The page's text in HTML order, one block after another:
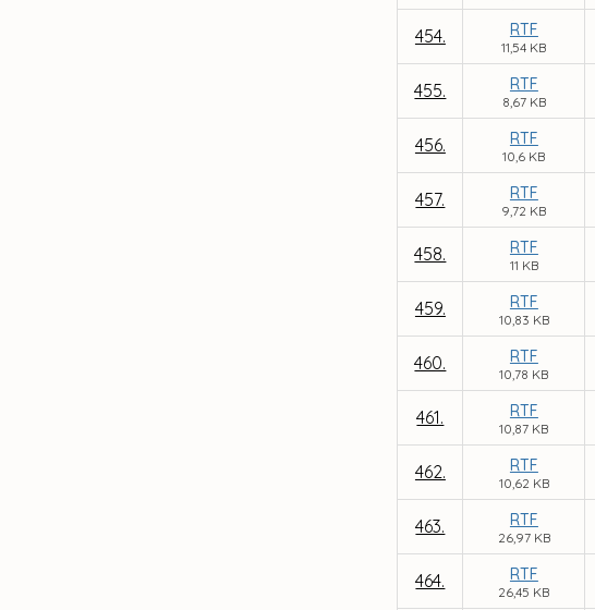
454. RTF
11,54 KB
455. RTF
8,67 KB
456. RTF
10,6 KB
457. RTF
9,72 KB
458. RTF
11 KB
459. RTF
10,83 KB
460. RTF
10,78 KB
461. RTF
10,87 KB
462. RTF
10,62 KB
463. RTF
26,97 KB
464. RTF
26,45 KB